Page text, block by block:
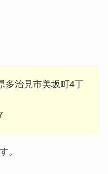
多治見市美坂町4丁
。